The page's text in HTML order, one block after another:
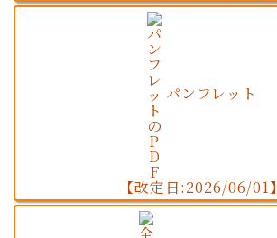
パンフレット
【改定日:2026/06/01】